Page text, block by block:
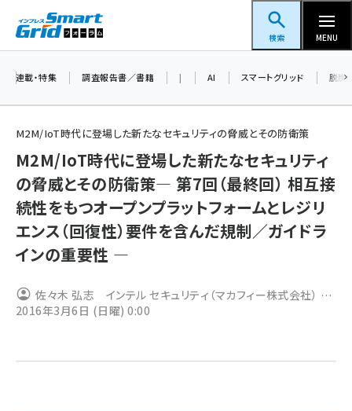
ン
スマートグリッドフォーラム
検索 MENU
蓄電池 (390)
新井 (350)
ペロブスカイト (332)
新井宏征 (286)
ngn (272)
大串 (216)
連載・特集 調査報告書／書籍 | AI スマートグリッド 脱炭
M2M/IoT時代に登場した新たなセキュリティの脅威とその防衛策
M2M/IoT時代に登場した新たなセキュリティ
の脅威とその防衛策― 第7回（最終回） 相互接
続性をもつオープンプラットフォームとレジリ
エンス（回復性）要件を含んだ規制／ガイドラ
インの重要性 ―
佐々木 弘志 インテル セキュリティ（マカフィー株式会社） サ
イバー戦略室 CISSP
2016年3月6日 (日曜) 0:00